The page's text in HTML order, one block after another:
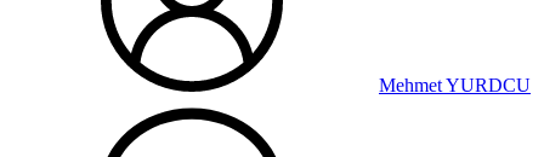
Mehmet YURDCU